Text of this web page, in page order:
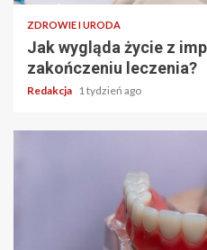
ZDROWIE I URODA
Jak wygląda życie z
zakończeniu leczenia?
Redakcja 1 tydzień ago